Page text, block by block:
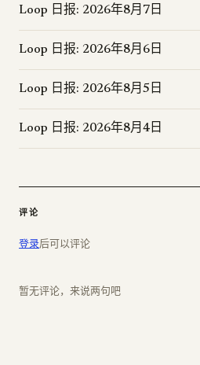
Loop 日报: 2026年8月7日
Loop 日报: 2026年8月6日
Loop 日报: 2026年8月5日
Loop 日报: 2026年8月4日
评论
登录后可以评论
暂无评论，来说两句吧